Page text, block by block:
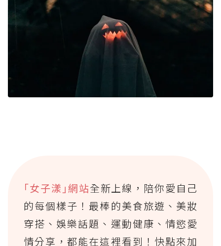
｢女子漾｣網站全新上線，陪你愛自己
的每個樣子！最棒的美食旅遊、美妝
穿搭、娛樂話題、運動健康、情慾愛
情分享，都能在這裡看到！快點來加